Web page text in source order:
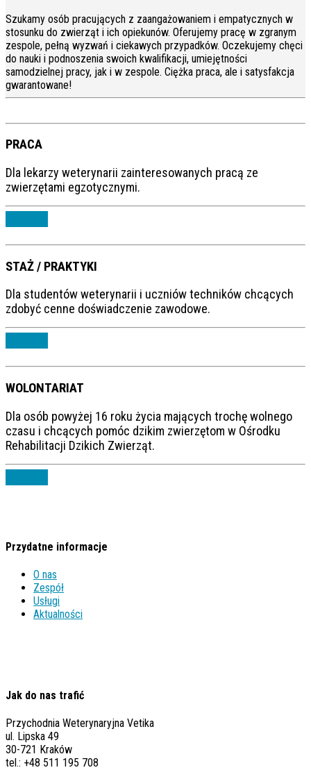
Szukamy osób pracujących z zaangażowaniem i empatycznych w
stosunku do zwierząt i ich opiekunów. Oferujemy pracę w zgranym
zespole, pełną wyzwań i ciekawych przypadków. Oczekujemy chęci
do nauki i podnoszenia swoich kwalifikacji, umiejętności
samodzielnej pracy, jak i w zespole. Ciężka praca, ale i satysfakcja
gwarantowane!
PRACA
Dla lekarzy weterynarii zainteresowanych pracą ze
zwierzętami egzotycznymi.
STAŻ / PRAKTYKI
Dla studentów weterynarii i uczniów techników chcących
zdobyć cenne doświadczenie zawodowe.
WOLONTARIAT
Dla osób powyżej 16 roku życia mających trochę wolnego
czasu i chcących pomóc dzikim zwierzętom w Ośrodku
Rehabilitacji Dzikich Zwierząt.
Przydatne informacje
O nas
Zespół
Usługi
Aktualności
Jak do nas trafić
Przychodnia Weterynaryjna Vetika
ul. Lipska 49
30-721 Kraków
tel.: +48 511 195 708